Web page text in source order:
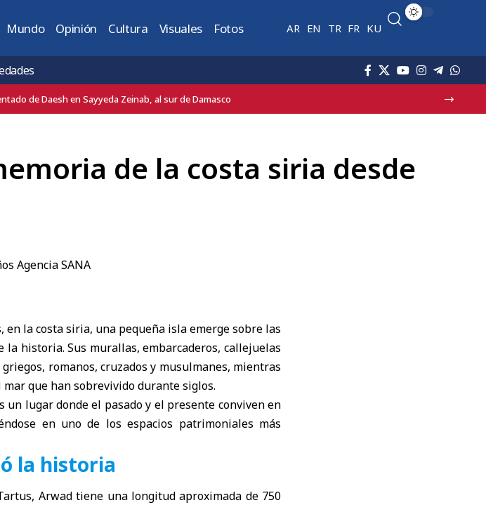
Mundo Opinión Cultura Visuales Fotos AR EN TR FR KU
condena el atentado terrorista ocurrido en Jaramana
de la costa siria desde
, en la costa siria, una pequeña isla emerge sobre las
historia. Sus murallas, embarcaderos, callejuelas
romanos, cruzados y musulmanes, mientras
que han sobrevivido durante siglos.
un lugar donde el pasado y el presente conviven en
en uno de los espacios patrimoniales más
la historia
Arwad tiene una longitud aproximada de 750